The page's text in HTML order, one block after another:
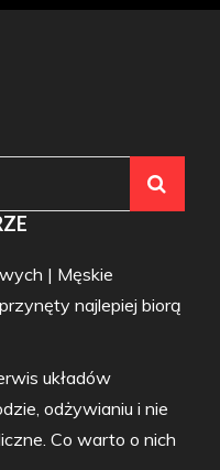
| Męskie
najlepiej biorą
układów
odżywianiu i nie
Co warto o nich